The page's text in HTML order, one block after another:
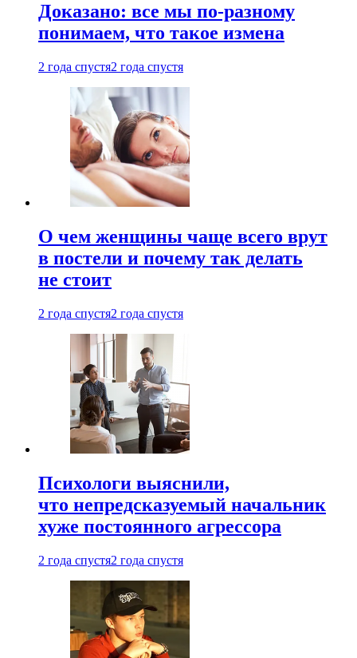
Доказано: все мы по-разному
понимаем, что такое измена
2 года спустя2 года спустя
О чем женщины чаще всего врут
в постели и почему так делать
не стоит
2 года спустя2 года спустя
Психологи выяснили,
что непредсказуемый начальник
хуже постоянного агрессора
2 года спустя2 года спустя